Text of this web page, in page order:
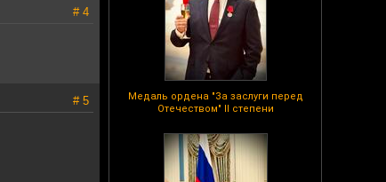
Медаль ордена "За заслуги перед
Отечеством" II степени
# 4
# 5